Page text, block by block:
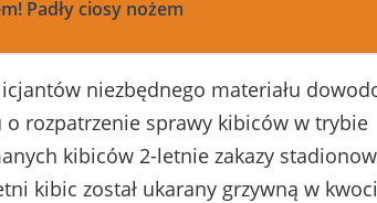
Padły ciosy nożem
niezbędnego materiału
rozpatrzenie sprawy kibiców w trybie
kibiców 2-letnie zakazy
kibic został ukarany grzywną w